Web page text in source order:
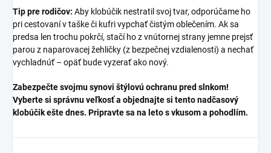
Tip pre rodičov: Aby klobúčik nestratil svoj tvar, odporúčame ho
pri cestovaní v taške či kufri vypchať čistým oblečením. Ak sa
predsa len trochu pokrčí, stačí ho z vnútornej strany jemne prejsť
parou z naparovacej žehličky (z bezpečnej vzdialenosti) a nechať
vychladnúť – opäť bude vyzerať ako nový.
Zabezpečte svojmu synovi štýlovú ochranu pred slnkom!
Vyberte si správnu veľkosť a objednajte si tento nadčasový
klobúčik ešte dnes. Pripravte sa na leto s vkusom a pohodlím.